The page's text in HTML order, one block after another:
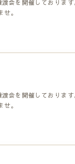
会を開催しておりま
。
会を開催しておりま
。